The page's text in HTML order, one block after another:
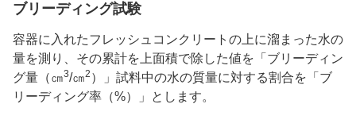
ブリーディング試験
容器に入れたフレッシュコンクリートの上に溜まった水の
量を測り、その累計を上面積で除した値を「ブリーディン
グ量（㎝3/㎝2 ）」試料中の水の質量に対する割合を「ブ
リーディング率（%）」とします。